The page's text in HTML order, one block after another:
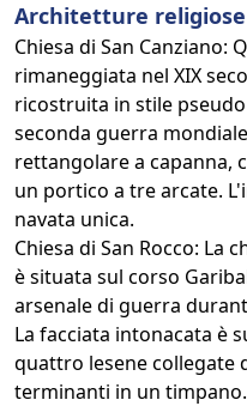
Architetture religiose
Chiesa di San Canziano:
rimaneggiata nel XIX
ricostruita in stile
seconda guerra
rettangolare a capanna,
un portico a tre arcate.
navata unica.
Chiesa di San Rocco: La
è situata sul corso
arsenale di guerra
La facciata intonacata è
quattro lesene collegate
terminanti in un